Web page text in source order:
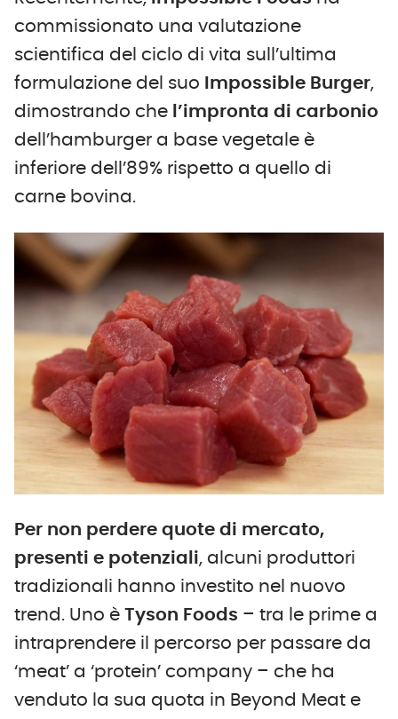
commissionato una valutazione
scientifica del ciclo di vita sull’ultima
formulazione del suo
Impossible Burger,
dimostrando che l’impronta di carbonio
dell’hamburger a base vegetale è
inferiore dell’89% rispetto a quello di
carne bovina.
Per non perdere quote di mercato,
presenti e potenziali, alcuni produttori
tradizionali hanno investito nel nuovo
trend. Uno è Tyson Foods – tra le prime a
intraprendere il percorso per passare da
‘meat’ a ‘protein’ company – che ha
venduto la sua quota in Beyond Meat e